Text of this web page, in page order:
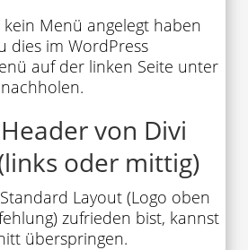
Menü angelegt haben
dies im WordPress
auf der linken Seite unter
von Divi
oder mittig)
Layout (Logo oben
zufrieden bist, kannst
überspringen.